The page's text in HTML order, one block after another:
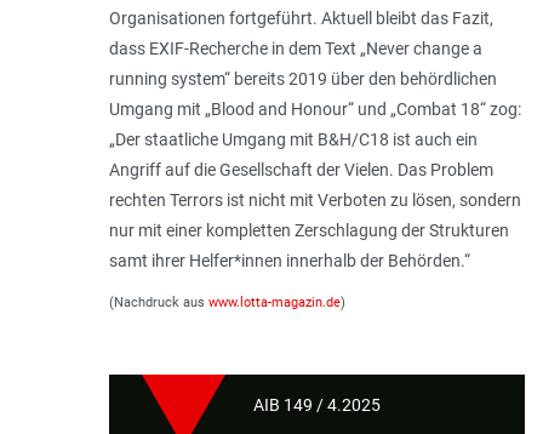
Organisationen fortgeführt. Aktuell bleibt das Fazit,
dass EXIF-Recherche in dem Text „Never change a
running system“ bereits 2019 über den behördlichen
Umgang mit „Blood and Honour“ und „Combat 18“ zog:
„Der staatliche Umgang mit B&H/C18 ist auch ein
Angriff auf die Gesellschaft der Vielen. Das Problem
rechten Terrors ist nicht mit Verboten zu lösen, sondern
nur mit einer kompletten Zerschlagung der Strukturen
samt ihrer Helfer*innen innerhalb der Behörden.“
(Nachdruck aus www.lotta-magazin.de)
AIB 149 / 4.2025